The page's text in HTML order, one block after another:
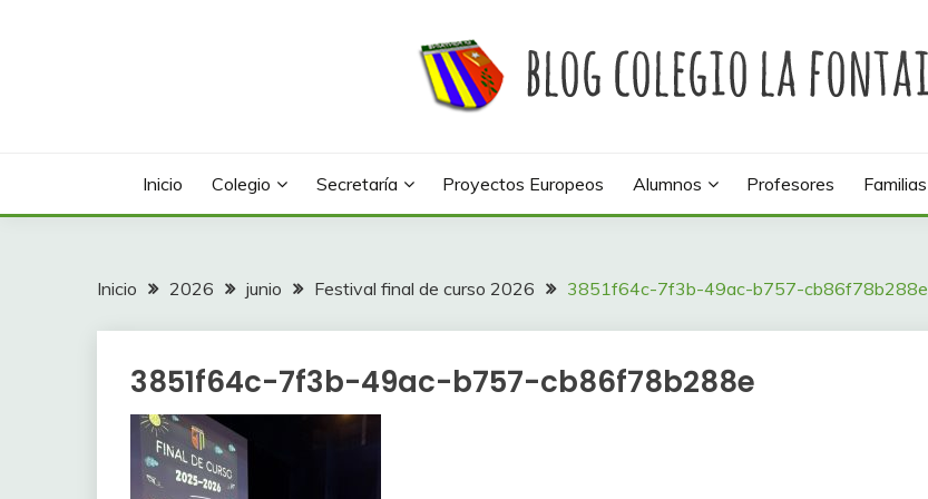
Inicio Colegio Secretaría Proyectos Europeos Alumnos Profesores Familias
Inicio 2026 junio Festival final de curso 2026 3851f64c-7f3b-49ac-b757-cb86f78b288e
3851f64c-7f3b-49ac-b757-cb86f78b288e